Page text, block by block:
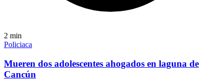
2 min
Policiaca
Mueren dos adolescentes ahogados en laguna de
Cancún